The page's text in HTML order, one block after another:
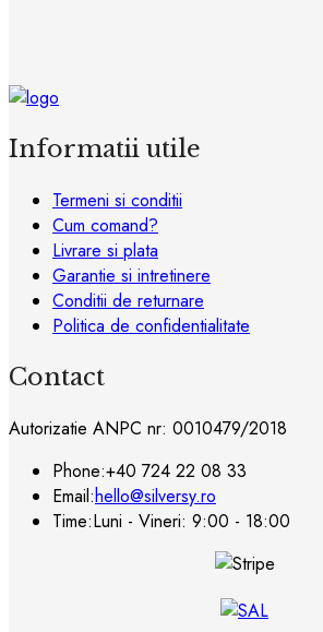
Informatii utile
Termeni si conditii
Cum comand?
Livrare si plata
Garantie si intretinere
Conditii de returnare
Politica de confidentialitate
Contact
Autorizatie ANPC nr: 0010479/2018
Phone:+40 724 22 08 33
Email:hello@silversy.ro
Time:Luni - Vineri: 9:00 - 18:00